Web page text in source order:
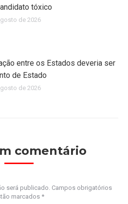
tóxico
de 2026
entre os Estados deveria ser
de Estado
de 2026
comentário
será publicado. Campos obrigatórios
marcados *